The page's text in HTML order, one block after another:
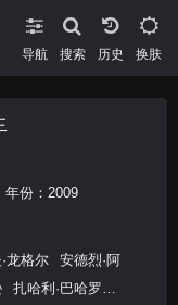
导航 搜索 换肤
年份： 2009
龙格尔
安德烈·阿
扎哈利·巴哈罗夫